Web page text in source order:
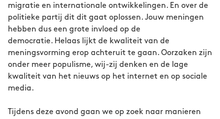
migratie en internationale ontwikkelingen. En over de
politieke partij dit dit gaat oplossen. Jouw meningen
hebben dus een grote invloed op de
democratie. Helaas lijkt de kwaliteit van de
meningsvorming erop achteruit te gaan. Oorzaken zijn
onder meer populisme, wij-zij denken en de lage
kwaliteit van het nieuws op het internet en op sociale
media.
Tijdens deze avond gaan we op zoek naar manieren